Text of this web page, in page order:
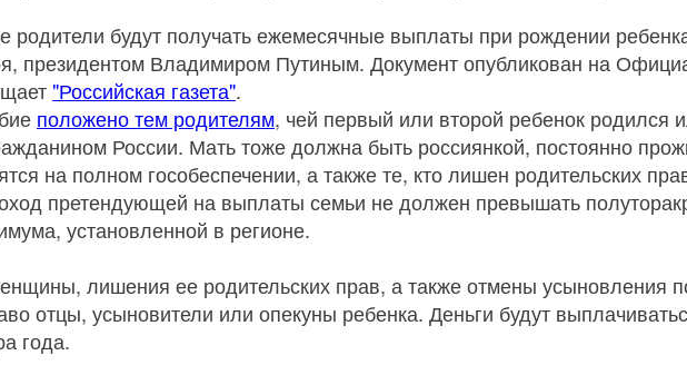
родители будут получать ежемесячные выплаты при рождении
президентом Владимиром Путиным. Документ опубликован на
"Российская газета".
положено тем родителям, чей первый или второй ребенок родился
России. Мать тоже должна быть россиянкой, постоянно
на полном гособеспечении, а также те, кто лишен родительских
претендующей на выплаты семьи не должен превышать
установленной в регионе.
лишения ее родительских прав, а также отмены усыновления
отцы, усыновители или опекуны ребенка. Деньги будут
года.